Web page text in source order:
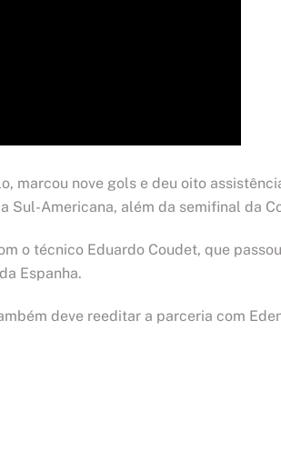
marcou nove gols e deu oito
Sul-Americana, além da semifinal da
o técnico Eduardo Coudet, que
Espanha.
deve reeditar a parceria com